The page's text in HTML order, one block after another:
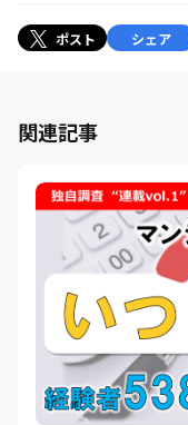
ポスト シェア
関連記事